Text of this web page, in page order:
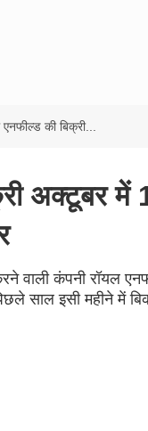
की बिक्री...
अक्टूबर
वाली कंपनी रॉयल
साल इसी महीने में